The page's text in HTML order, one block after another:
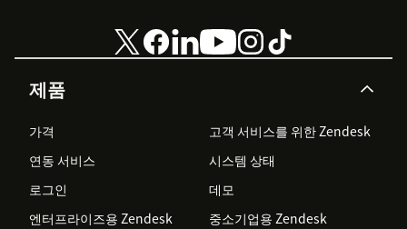
제품
가격
고객 서비스를 위한 Zendesk
연동 서비스
시스템 상태
로그인
데모
엔터프라이즈용 Zendesk
중소기업용 Zendesk